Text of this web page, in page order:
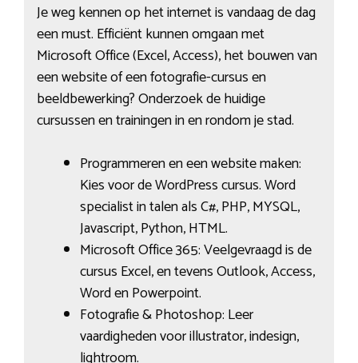
Je weg kennen op het internet is vandaag de dag
een must. Efficiënt kunnen omgaan met
Microsoft Office (Excel, Access), het bouwen van
een website of een fotografie-cursus en
beeldbewerking? Onderzoek de huidige
cursussen en trainingen in en rondom je stad.
Programmeren en een website maken:
Kies voor de WordPress cursus. Word
specialist in talen als C#, PHP, MYSQL,
Javascript, Python, HTML.
Microsoft Office 365: Veelgevraagd is de
cursus Excel, en tevens Outlook, Access,
Word en Powerpoint.
Fotografie & Photoshop: Leer
vaardigheden voor illustrator, indesign,